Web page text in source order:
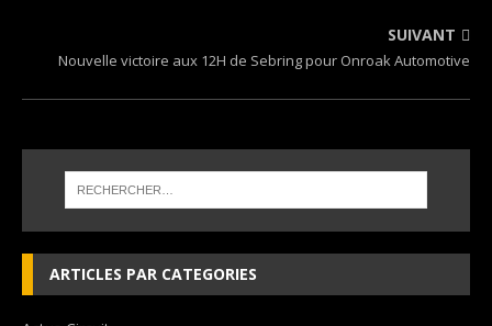
SUIVANT
Nouvelle victoire aux 12H de Sebring pour Onroak Automotive
ARTICLES PAR CATEGORIES